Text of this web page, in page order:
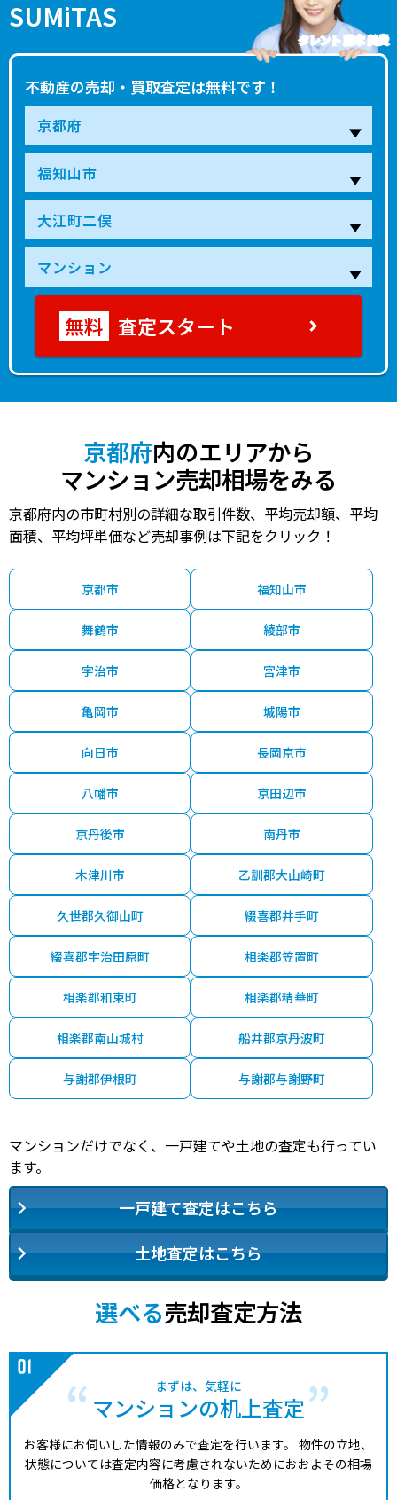
SUMiTAS
不動産の売却・買取査定は無料です！
タレント 藤本 美貴
査定スタート
京都府内のエリアから
マンション売却相場をみる
京都府内の市町村別の詳細な取引件数、平均売却額、平均
面積、平均坪単価など売却事例は下記をクリック！
京都市 福知山市
舞鶴市 綾部市
宇治市 宮津市
亀岡市 城陽市
向日市 長岡京市
八幡市 京田辺市
京丹後市 南丹市
木津川市 乙訓郡大山崎町
久世郡久御山町 綴喜郡井手町
綴喜郡宇治田原町 相楽郡笠置町
相楽郡和束町 相楽郡精華町
相楽郡南山城村 船井郡京丹波町
与謝郡伊根町 与謝郡与謝野町
マンションだけでなく、一戸建てや土地の査定も行ってい
ます。
一戸建て査定はこちら
土地査定はこちら
選べる売却査定方法
まずは、気軽に
マンションの机上査定
お客様にお伺いした情報のみで査定を行います。 物件の立地、
状態については査定内容に考慮されないためにおおよその相場
価格となります。